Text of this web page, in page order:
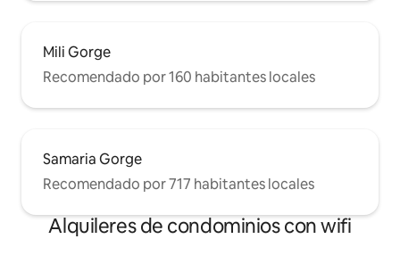
Mili Gorge
Recomendado por 160 habitantes locales
Samaria Gorge
Recomendado por 717 habitantes locales
Alquileres de condominios con wifi